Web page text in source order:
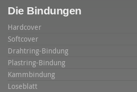
Die Bindungen
Hardcover
Softcover
Drahtring-Bindung
Plastring-Bindung
Kammbindung
Loseblatt